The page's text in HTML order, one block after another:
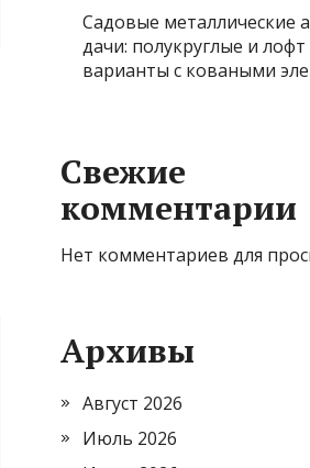
Садовые металлические
дачи: полукруглые и лофт
варианты с коваными
Свежие
комментарии
Нет комментариев для
Архивы
Август 2026
Июль 2026